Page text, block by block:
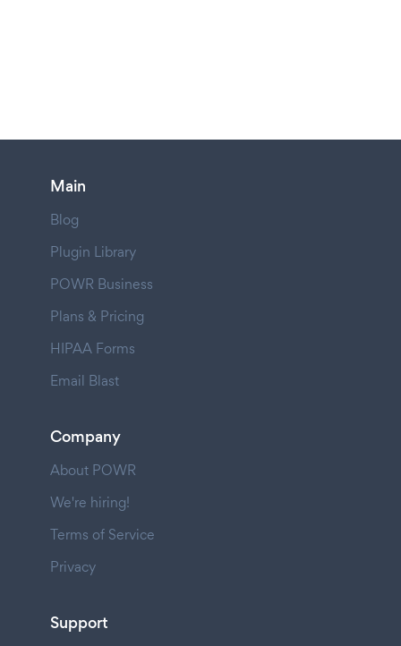
Main
Blog
Plugin Library
POWR Business
Plans & Pricing
HIPAA Forms
Email Blast
Company
About POWR
We're hiring!
Terms of Service
Privacy
Support